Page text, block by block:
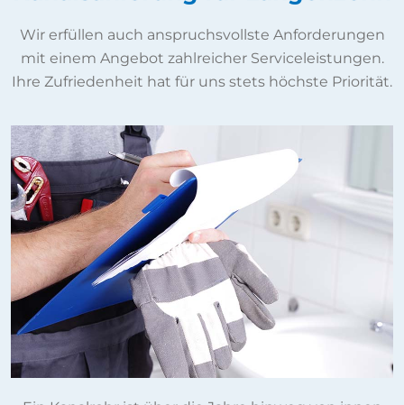
Wir erfüllen auch anspruchsvollste Anforderungen
mit einem Angebot zahlreicher Serviceleistungen.
Ihre Zufriedenheit hat für uns stets höchste Priorität.